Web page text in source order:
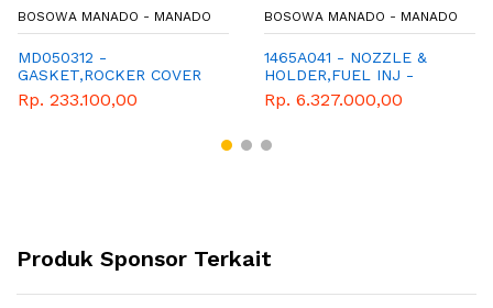
BOSOWA MANADO - MANADO
MD050312 -
GASKET,ROCKER COVER
Rp. 233.100,00
BOSOWA MANADO - MANADO
1465A041 - NOZZLE &
HOLDER,FUEL INJ -
INJECTOR - MITSUBISHI -
GENUINE - TRITON
Rp. 6.327.000,00
Produk Sponsor Terkait